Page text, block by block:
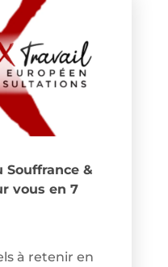
Souffrance &
vous en 7
à retenir en